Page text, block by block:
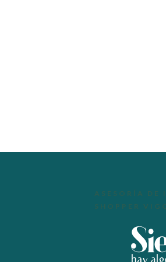
ASESORÍA DE
SHOPPER